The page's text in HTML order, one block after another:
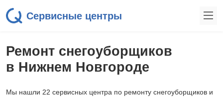
Сервисные центры
Ремонт снегоуборщиков
в Нижнем Новгороде
Мы нашли 22 сервисных центра по ремонту снегоуборщиков и